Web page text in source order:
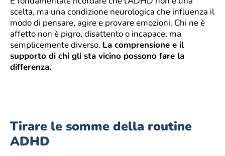
scelta, ma una condizione neurologica che influenza il
modo di pensare, agire e provare emozioni. Chi ne è
affetto non è pigro, disattento o incapace, ma
semplicemente diverso. La comprensione e il
supporto di chi gli sta vicino possono fare la
differenza.
Tirare le somme della routine
ADHD